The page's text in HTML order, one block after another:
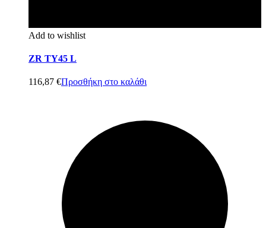
Add to wishlist
ZR TY45 L
116,87 €Προσθήκη στο καλάθι